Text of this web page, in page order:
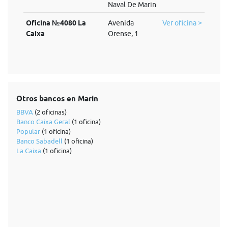
Naval De Marin
Oficina №4080 La
Caixa
Avenida
Orense, 1
Ver oficina >
Otros bancos en Marin
BBVA (2 oficinas)
Banco Caixa Geral (1 oficina)
Popular (1 oficina)
Banco Sabadell (1 oficina)
La Caixa (1 oficina)